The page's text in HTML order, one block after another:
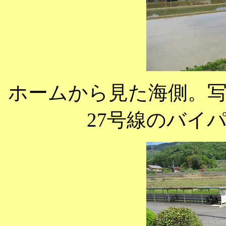
ホームから見た海側。
27号線のバイ